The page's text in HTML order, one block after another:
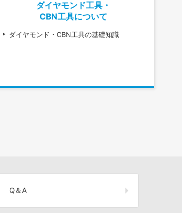
ダイヤモンド工具・
CBN工具について
ダイヤモンド・CBN工具の基礎知識
Q＆A